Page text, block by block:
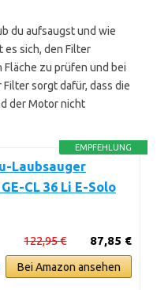
du aufsaugst und wie
sich, den Filter
zu prüfen und bei
sorgt dafür, dass die
der Motor nicht
EMPFEHLUNG
Laubsauger
CL 36 Li E-Solo
87,85 €
122,95 €
Bei Amazon ansehen